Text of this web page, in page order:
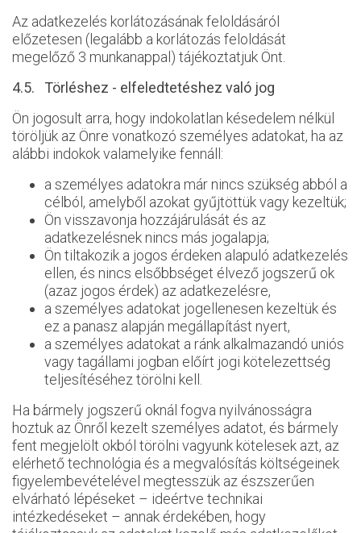
Az adatkezelés korlátozásának feloldásáról
előzetesen (legalább a korlátozás feloldását
megelőző 3 munkanappal) tájékoztatjuk Önt.
4.5. Törléshez - elfeledtetéshez való jog
Ön jogosult arra, hogy indokolatlan késedelem nélkül
töröljük az Önre vonatkozó személyes adatokat, ha az
alábbi indokok valamelyike fennáll:
a személyes adatokra már nincs szükség abból a
célból, amelyből azokat gyűjtöttük vagy kezeltük;
Ön visszavonja hozzájárulását és az
adatkezelésnek nincs más jogalapja;
Ön tiltakozik a jogos érdeken alapuló adatkezelés
ellen, és nincs elsőbbséget élvező jogszerű ok
(azaz jogos érdek) az adatkezelésre,
a személyes adatokat jogellenesen kezeltük és
ez a panasz alapján megállapítást nyert,
a személyes adatokat a ránk alkalmazandó uniós
vagy tagállami jogban előírt jogi kötelezettség
teljesítéséhez törölni kell.
Ha bármely jogszerű oknál fogva nyilvánosságra
hoztuk az Önről kezelt személyes adatot, és bármely
fent megjelölt okból törölni vagyunk kötelesek azt, az
elérhető technológia és a megvalósítás költségeinek
figyelembevételével megtesszük az észszerűen
elvárható lépéseket – ideértve technikai
intézkedéseket – annak érdekében, hogy